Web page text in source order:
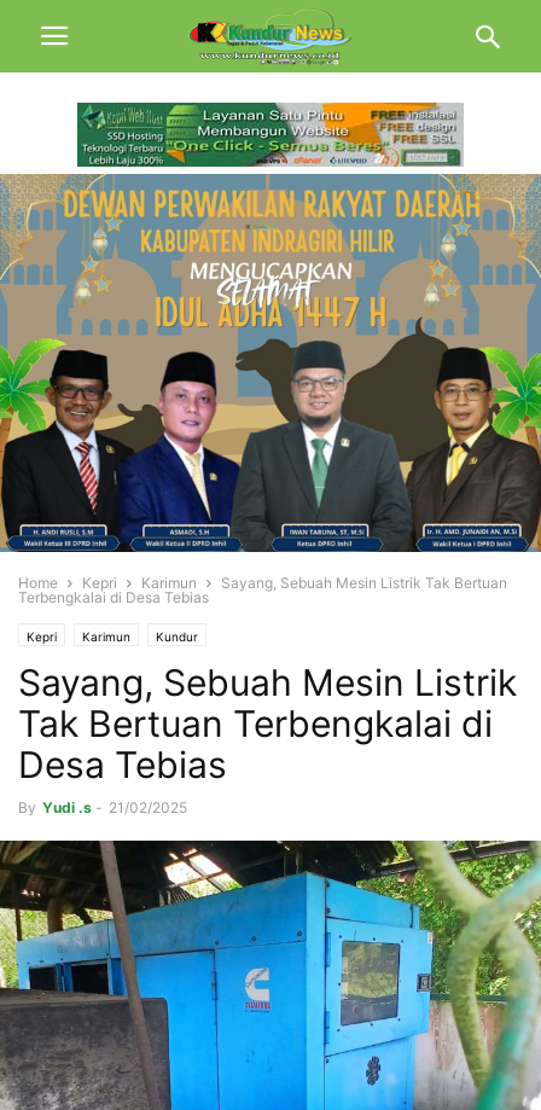
Home Kepri Karimun
Sayang, Sebuah Mesin Listrik Tak Bertuan
Terbengkalai di Desa Tebias
Kepri Karimun Kundur
Sayang, Sebuah Mesin Listrik
Tak Bertuan Terbengkalai di
Desa Tebias
By Yudi .s - 21/02/2025